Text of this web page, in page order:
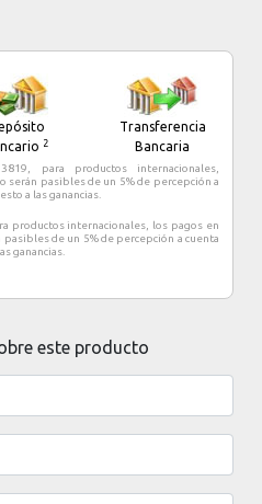
visitar el Parque Nacional los
por la UNESCO.
2
Transferencia
Bancaria
para productos internacionales,
serán pasibles de un 5% de percepción a
a las ganancias.
productos internacionales, los pagos en
de un 5% de percepción a cuenta
ganancias.
este producto